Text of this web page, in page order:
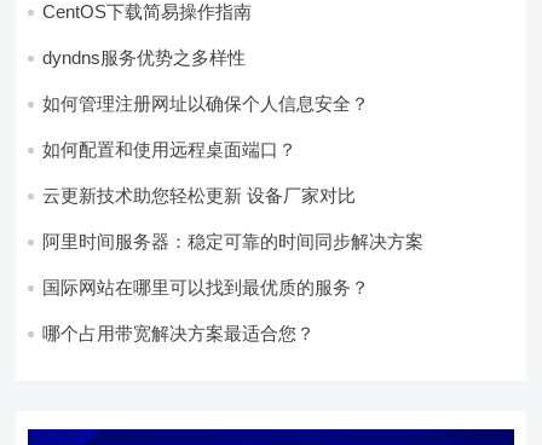
CentOS下载简易操作指南
dyndns服务优势之多样性
如何管理注册网址以确保个人信息安全？
如何配置和使用远程桌面端口？
云更新技术助您轻松更新 设备厂家对比
阿里时间服务器：稳定可靠的时间同步解决方案
国际网站在哪里可以找到最优质的服务？
哪个占用带宽解决方案最适合您？